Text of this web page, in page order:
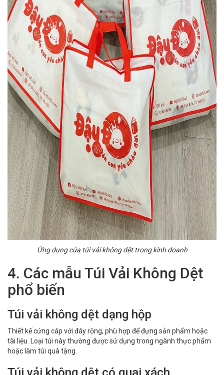
Ứng dụng của túi vải không dệt trong kinh doanh
4. Các mẫu Túi Vải Không Dệt
phổ biến
Túi vải không dệt dạng hộp
Thiết kế cứng cáp với đáy rộng, phù hợp để đựng sản phẩm hoặc
tài liệu. Loại túi này thường được sử dụng trong ngành thực phẩm
hoặc làm túi quà tặng.